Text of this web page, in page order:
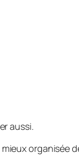
aussi.
organisée